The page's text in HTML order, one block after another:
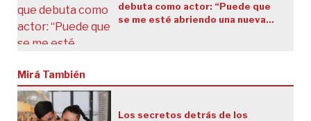
debuta como actor: “Puede que
se me esté abriendo una nueva
Mirá También
Los secretos detrás de los